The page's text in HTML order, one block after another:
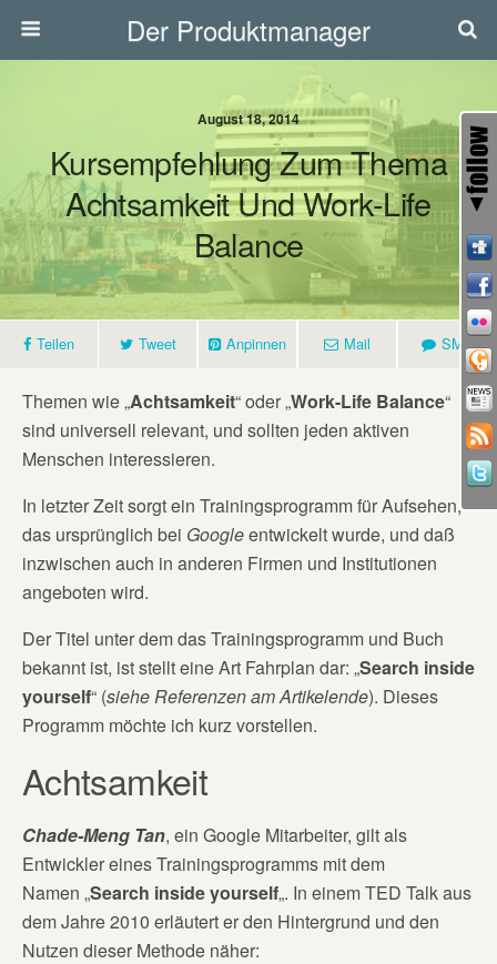
Der Produktmanager
August 18, 2014
Kursempfehlung Zum Thema
Achtsamkeit Und Work-Life
Balance
Teilen Tweet Anpinnen Mail SMS
Themen wie „Achtsamkeit“ oder „Work-Life Balance“
sind universell relevant, und sollten jeden aktiven
Menschen interessieren.
In letzter Zeit sorgt ein Trainingsprogramm für Aufsehen,
das ursprünglich bei Googleentwickelt wurde, und daß
inzwischen auch in anderen Firmen und Institutionen
angeboten wird.
Der Titel unter dem das Trainingsprogramm und Buch
bekannt ist, ist stellt eine Art Fahrplan dar: „Search inside
yourself“ (siehe Referenzen am Artikelende). Dieses
Programm möchte ich kurz vorstellen.
Achtsamkeit
Chade-Meng Tan, ein Google Mitarbeiter, gilt als
Entwickler eines Trainingsprogramms mit dem
Namen „Search inside yourself„. In einem TED Talk aus
dem Jahre 2010 erläutert er den Hintergrund und den
Nutzen dieser Methode näher: